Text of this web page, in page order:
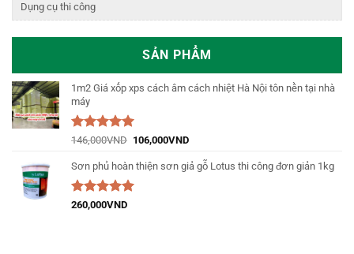
Dụng cụ thi công
SẢN PHẨM
1m2 Giá xốp xps cách âm cách nhiệt Hà Nội tôn nền tại nhà
máy
Được xếp
sao
146,000VND 106,000VND
Sơn phủ hoàn thiện sơn giả gỗ Lotus thi công đơn giản 1kg
Được xếp
260,000VND